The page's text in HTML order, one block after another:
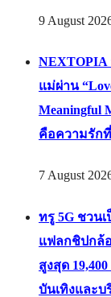
9 August
แม่ผ่าน
Meaningful
คือความรัก
7 August
ทรู 5G ชวนเ
แฟลกชิปกล้
สูงสุด
บันเทิงและบ